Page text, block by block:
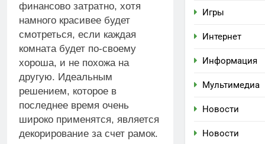
финансово затратно, хотя
намного красивее будет
смотреться, если каждая
комната будет по-своему
хороша, и не похожа на
другую. Идеальным
решением, которое в
последнее время очень
широко применятся, является
декорирование за счет рамок.
Игры
Интернет
Информация
Мультимедиа
Новости
Новости